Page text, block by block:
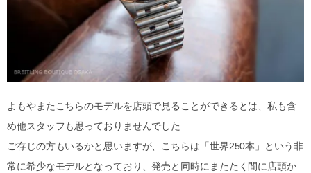
よもやまたこちらのモデルを店頭で見ることができるとは、私も含
め他スタッフも思っておりませんでした…
ご存じの方もいるかと思いますが、こちらは「世界250本」という非
常に希少なモデルとなっており、発売と同時にまたたく間に店頭か